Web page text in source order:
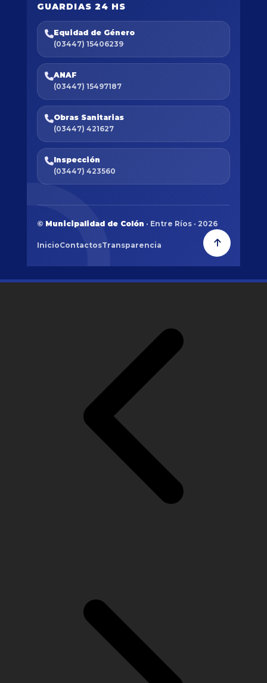
GUARDIAS 24 HS
Equidad de Género
(03447) 15406239
ANAF
(03447) 15497187
Obras Sanitarias
(03447) 421627
Inspección
(03447) 423560
© Municipalidad de Colón · Entre Ríos · 2026
InicioContactosTransparencia